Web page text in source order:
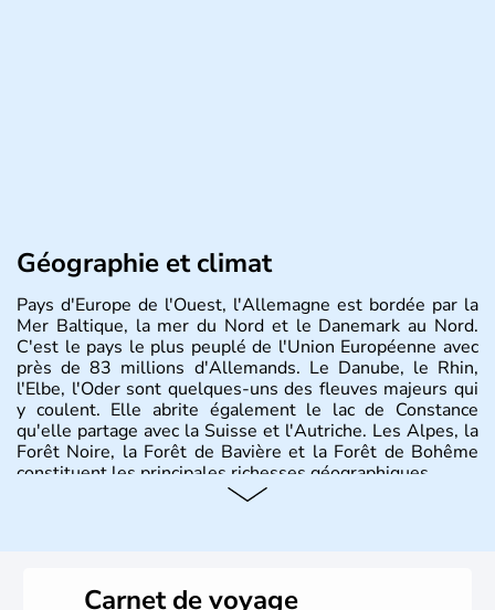
Géographie et climat
Pays d'Europe de l'Ouest, l'Allemagne est bordée par la
Mer Baltique, la mer du Nord et le Danemark au Nord.
C'est le pays le plus peuplé de l'Union Européenne avec
près de 83 millions d'Allemands. Le Danube, le Rhin,
l'Elbe, l'Oder sont quelques-uns des fleuves majeurs qui
y coulent. Elle abrite également le lac de Constance
qu'elle partage avec la Suisse et l'Autriche. Les Alpes, la
Forêt Noire, la Forêt de Bavière et la Forêt de Bohême
constituent les principales richesses géographiques.
lesquelles bénéficient d'une grande autonomie. Le pays
Carnet de voyage